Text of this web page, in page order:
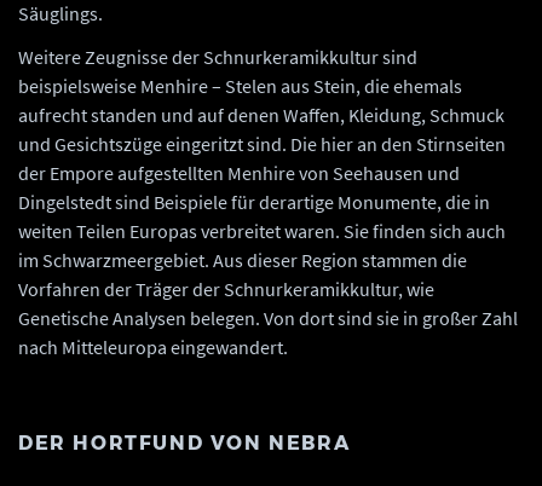
Säuglings.
Weitere Zeugnisse der Schnurkeramikkultur sind
beispielsweise Menhire – Stelen aus Stein, die ehemals
aufrecht standen und auf denen Waffen, Kleidung, Schmuck
und Gesichtszüge eingeritzt sind. Die hier an den Stirnseiten
der Empore aufgestellten Menhire von Seehausen und
Dingelstedt sind Beispiele für derartige Monumente, die in
weiten Teilen Europas verbreitet waren. Sie finden sich auch
im Schwarzmeergebiet. Aus dieser Region stammen die
Vorfahren der Träger der Schnurkeramikkultur, wie
Genetische Analysen belegen. Von dort sind sie in großer Zahl
nach Mitteleuropa eingewandert.
DER HORTFUND VON NEBRA